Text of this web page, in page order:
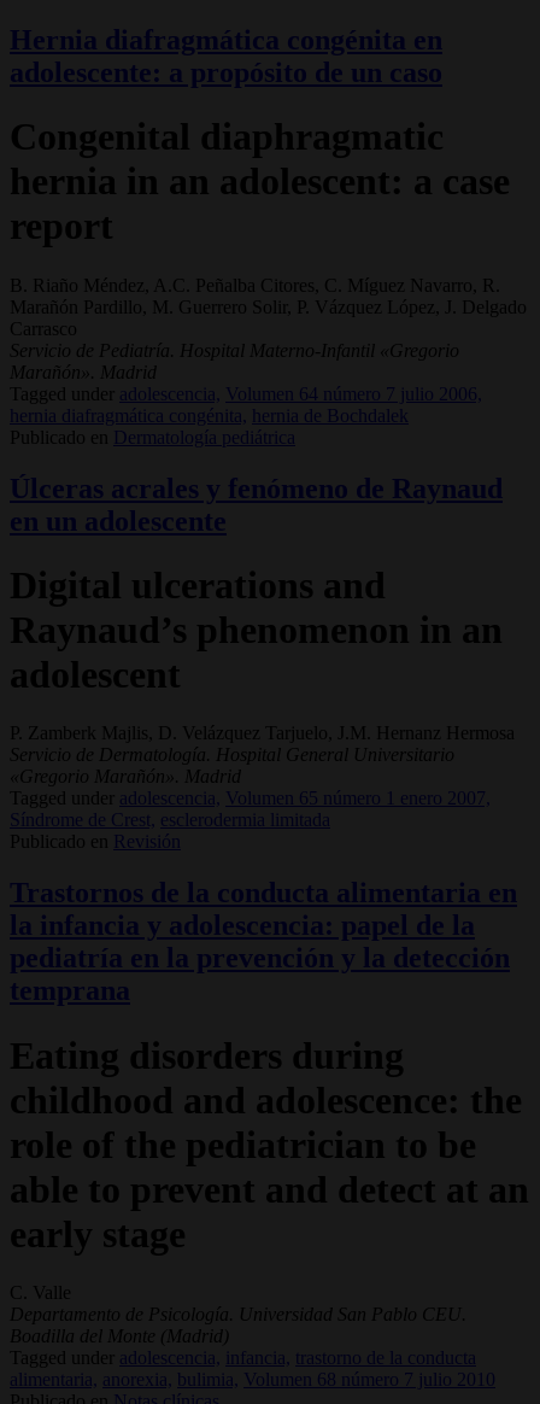
Hernia diafragmática congénita en
adolescente: a propósito de un caso
Congenital diaphragmatic
hernia in an adolescent: a case
report
B. Riaño Méndez, A.C. Peñalba Citores, C. Míguez Navarro, R.
Marañón Pardillo, M. Guerrero Solir, P. Vázquez López, J. Delgado
Carrasco
Servicio de Pediatría. Hospital Materno-Infantil «Gregorio
Marañón». Madrid
Tagged under
adolescencia,
Volumen 64 número 7 julio 2006,
hernia diafragmática congénita,
hernia de Bochdalek
Publicado en
Dermatología pediátrica
Úlceras acrales y fenómeno de Raynaud
en un adolescente
Digital ulcerations and
Raynaud’s phenomenon in an
adolescent
P. Zamberk Majlis, D. Velázquez Tarjuelo, J.M. Hernanz Hermosa
Servicio de Dermatología. Hospital General Universitario
«Gregorio Marañón». Madrid
Tagged under
adolescencia, Volumen 65 número 1 enero 2007,
Síndrome de Crest, esclerodermia limitada
Publicado en Revisión
Trastornos de la conducta alimentaria en
la infancia y adolescencia: papel de la
pediatría en la prevención y la detección
temprana
Eating disorders during
childhood and adolescence: the
role of the pediatrician to be
able to prevent and detect at an
early stage
C. Valle
Departamento de Psicología. Universidad San Pablo CEU.
Boadilla del Monte (Madrid)
Tagged under
adolescencia, infancia, trastorno de la conducta
alimentaria, anorexia, bulimia,
Volumen 68 número 7 julio 2010